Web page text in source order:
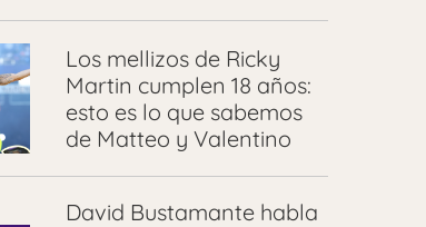
Los mellizos de Ricky
Martin cumplen 18 años:
esto es lo que sabemos
de Matteo y Valentino
David Bustamante habla